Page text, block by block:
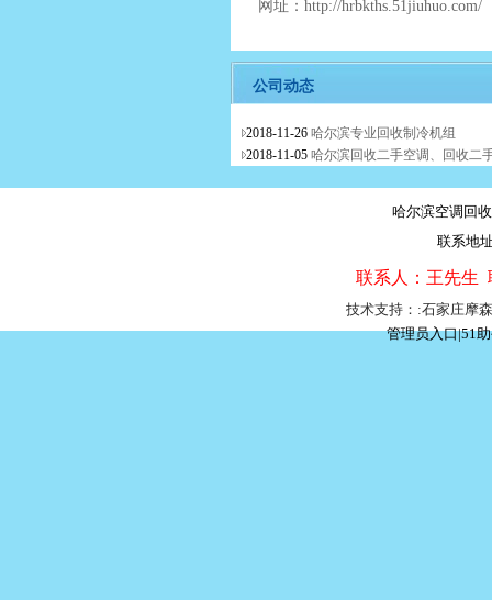
网址：http://hrbkths.51jiuhuo.com/
公司动态
2018-11-26 哈尔滨专业回收制冷机组
2018-11-05 哈尔滨回收二手空调、回收二
哈尔滨空调回
联系地
联系人：王先生
技术支持：:石家庄摩
管理员入口|51